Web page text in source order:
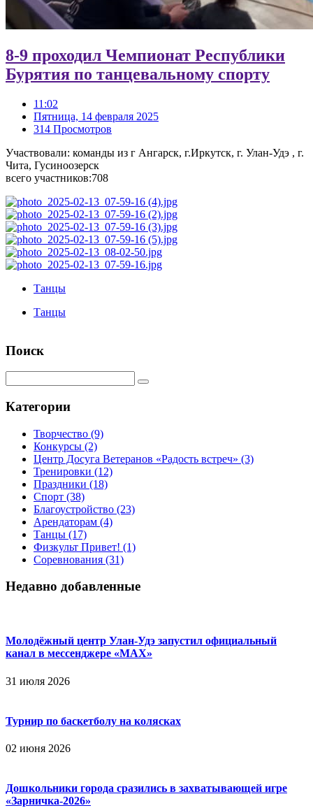
8-9 проходил Чемпионат Республики
Бурятия по танцевальному спорту
11:02
Пятница, 14 февраля 2025
314 Просмотров
Участвовали: команды из г Ангарск, г.Иркутск, г. Улан-Удэ , г.
Чита, Гусиноозерск
всего участников:708
Танцы
Танцы
Поиск
Категории
Творчество (9)
Конкурсы (2)
Центр Досуга Ветеранов «Радость встреч» (3)
Тренировки (12)
Праздники (18)
Спорт (38)
Благоустройство (23)
Арендаторам (4)
Танцы (17)
Физкульт Привет! (1)
Соревнования (31)
Недавно добавленные
Молодёжный центр Улан-Удэ запустил официальный
канал в мессенджере «МАХ»
31 июля 2026
Турнир по баскетболу на колясках
02 июня 2026
Дошкольники города сразились в захватывающей игре
«Зарничка‑2026»